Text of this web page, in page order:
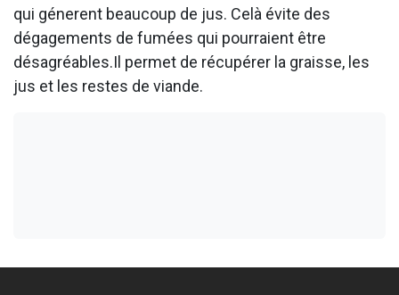
qui génerent beaucoup de jus. Celà évite des
dégagements de fumées qui pourraient être
désagréables.Il permet de récupérer la graisse, les
jus et les restes de viande.